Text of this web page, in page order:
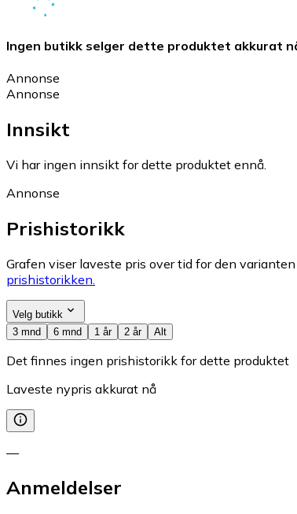
Ingen butikk selger dette produktet akkurat
Annonse
Annonse
Innsikt
Vi har ingen innsikt for dette produktet ennå.
Annonse
Prishistorikk
Grafen viser laveste pris over tid for den
prishistorikken.
Velg butikk
3 mnd
6 mnd 1 år 2 år Alt
Det finnes ingen prishistorikk for dette produktet
Laveste nypris akkurat nå
—
Anmeldelser